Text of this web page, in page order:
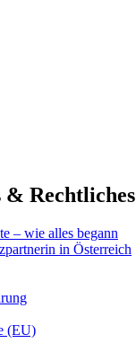
& Rechtliches
– wie alles begann
in Österreich
(EU)